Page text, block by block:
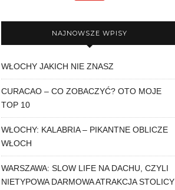
NAJNOWSZE WPISY
WŁOCHY JAKICH NIE ZNASZ
CURACAO – CO ZOBACZYĆ? OTO MOJE
TOP 10
WŁOCHY: KALABRIA – PIKANTNE OBLICZE
WŁOCH
WARSZAWA: SLOW LIFE NA DACHU, CZYLI
NIETYPOWA DARMOWA ATRAKCJA STOLICY